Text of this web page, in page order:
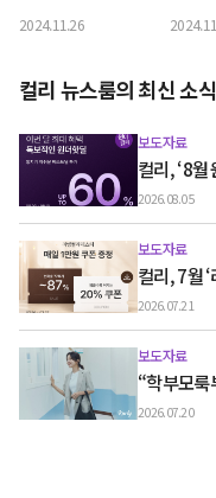
크' 개최
2024.11.26
스 마
컬리 뉴스룸의 최신 소
보도자료
컬리, ‘8
60% 할인
2026.08.05
보도자료
컬리, 7월
2026.07.21
보도자료
“학부모
‘스타일노트
2026.07.20